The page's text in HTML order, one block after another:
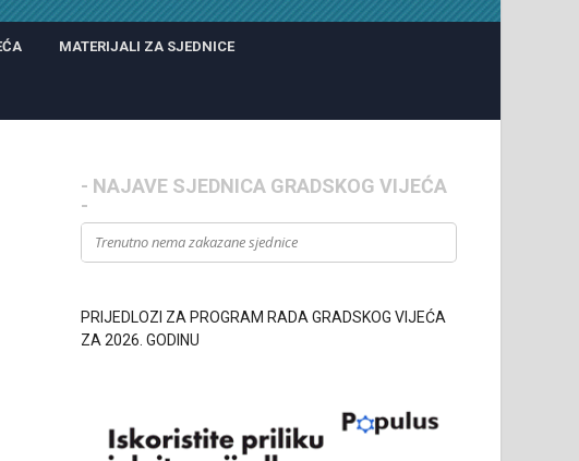
MATERIJALI ZA SJEDNICE
- NAJAVE SJEDNICA GRADSKOG VIJEĆA
-
Trenutno nema zakazane sjednice
PRIJEDLOZI ZA PROGRAM RADA GRADSKOG VIJEĆA
ZA 2026. GODINU